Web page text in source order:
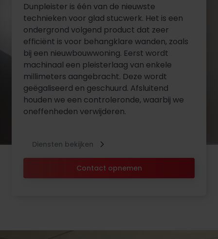
Dunpleister is één van de nieuwste
technieken voor glad stucwerk. Het is een
ondergrond volgend product dat zeer
efficiënt is voor behangklare wanden, zoals
bij een nieuwbouwwoning. Eerst wordt
machinaal een pleisterlaag van enkele
millimeters aangebracht. Deze wordt
geëgaliseerd en geschuurd. Afsluitend
houden we een controleronde, waarbij we
oneffenheden verwijderen.
Contact opnemen
Diensten bekijken